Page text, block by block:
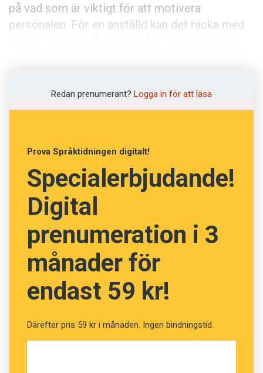
på vad som är viktigt för att motivera
personalen. För en anställd kan det räcka med
företaget väger tyngre.
Redan prenumerant? Logga in för att läsa
Prova Språktidningen digitalt!
Specialerbjudande!
Digital
prenumeration i 3
månader för
endast 59 kr!
Därefter pris 59 kr i månaden. Ingen bindningstid.